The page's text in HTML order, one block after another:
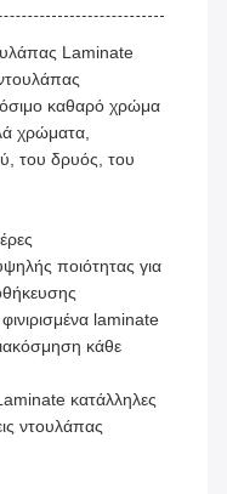
Laminate
καθαρό χρώμα
χρώματα,
του δρυός, του
ποιότητας για
laminate
κάθε
κατάλληλες
ντουλάπας